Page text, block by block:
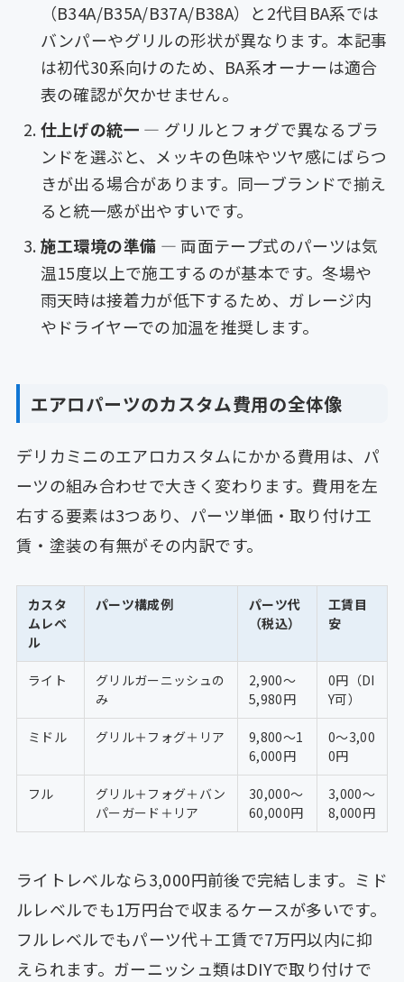
（B34A/B35A/B37A/B38A）と2代目BA系では
バンパーやグリルの形状が異なります。本記事
は初代30系向けのため、BA系オーナーは適合
表の確認が欠かせません。
仕上げの統一 — グリルとフォグで異なるブラ
ンドを選ぶと、メッキの色味やツヤ感にばらつ
きが出る場合があります。同一ブランドで揃え
ると統一感が出やすいです。
施工環境の準備 — 両面テープ式のパーツは気
温15度以上で施工するのが基本です。冬場や
雨天時は接着力が低下するため、ガレージ内
やドライヤーでの加温を推奨します。
エアロパーツのカスタム費用の全体像
デリカミニのエアロカスタムにかかる費用は、パ
ーツの組み合わせで大きく変わります。費用を左
右する要素は3つあり、パーツ単価・取り付け工
賃・塗装の有無がその内訳です。
カスタ
ムレベ
ル
パーツ構成例
パーツ代
（税込）
工賃目
安
ライト
グリルガーニッシュの
み
2,900〜
5,980円
0円（DI
Y可）
ミドル グリル＋フォグ＋リア
9,800〜1
6,000円
0〜3,00
0円
フル
グリル＋フォグ＋バン
パーガード＋リア
30,000〜
60,000円
3,000〜
8,000円
ライトレベルなら3,000円前後で完結します。ミド
ルレベルでも1万円台で収まるケースが多いです。
フルレベルでもパーツ代＋工賃で7万円以内に抑
えられます。ガーニッシュ類はDIYで取り付けで